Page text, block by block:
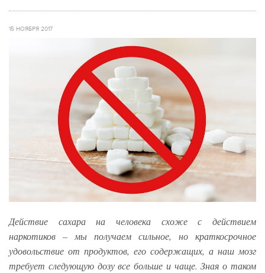
15 НОЯБРЯ 2017
Действие сахара на человека схоже с действием
наркотиков – мы получаем сильное, но краткосрочное
удовольствие от продуктов, его содержащих, а наш мозг
требует следующую дозу все больше и чаще. Зная о таком